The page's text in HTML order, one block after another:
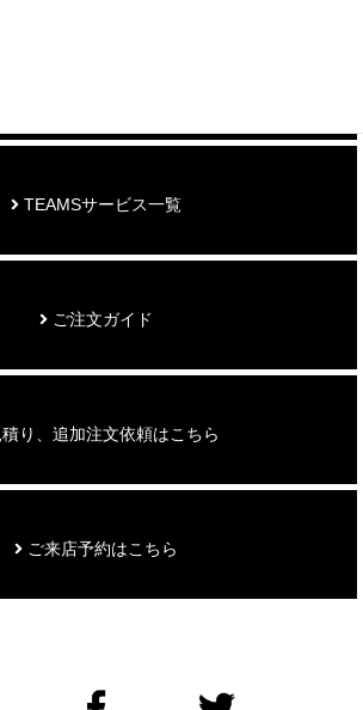
TEAMSサービス一覧
ご注文ガイド
り、追加注文依頼はこちら
ご来店予約はこちら